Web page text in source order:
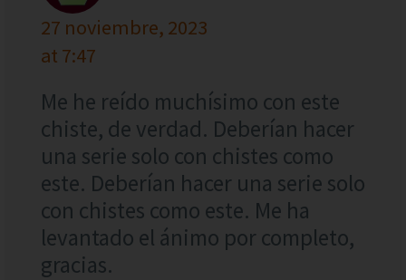
27 noviembre, 2023
at 7:47
Me he reído muchísimo con este
chiste, de verdad. Deberían hacer
una serie solo con chistes como
este. Deberían hacer una serie solo
con chistes como este. Me ha
levantado el ánimo por completo,
gracias.